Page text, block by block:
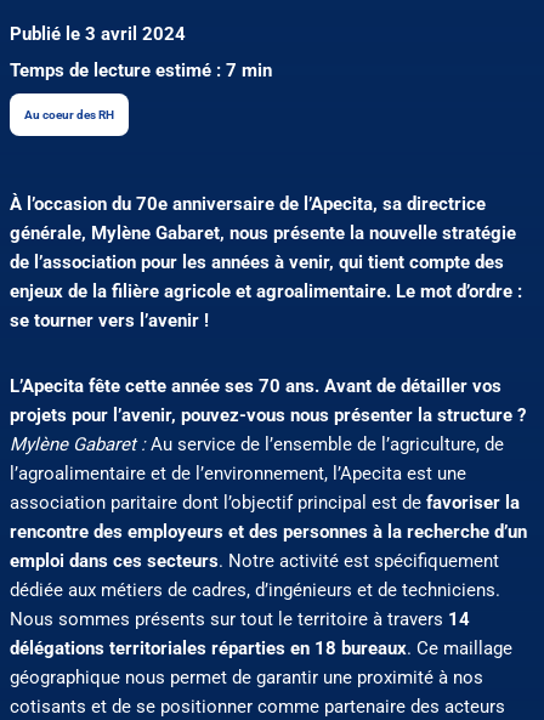
Publié le 3 avril 2024
Temps de lecture estimé : 7 min
Au coeur des RH
À l’occasion du 70e anniversaire de l’Apecita, sa directrice
générale, Mylène Gabaret, nous présente la nouvelle stratégie
de l’association pour les années à venir, qui tient compte des
enjeux de la filière agricole et agroalimentaire. Le mot d’ordre :
se tourner vers l’avenir !
L’Apecita fête cette année ses 70 ans. Avant de détailler vos
projets pour l’avenir, pouvez-vous nous présenter la structure ?
Mylène Gabaret :Au service de l’ensemble de l’agriculture, de
l’agroalimentaire et de l’environnement, l’Apecita est une
association paritaire dont l’objectif principal est de favoriser la
rencontre des employeurs et des personnes à la recherche d’un
emploi dans ces secteurs. Notre activité est spécifiquement
dédiée aux métiers de cadres, d’ingénieurs et de techniciens.
Nous sommes présents sur tout le territoire à travers 14
délégations territoriales réparties en 18 bureaux. Ce maillage
géographique nous permet de garantir une proximité à nos
cotisants et de se positionner comme partenaire des acteurs